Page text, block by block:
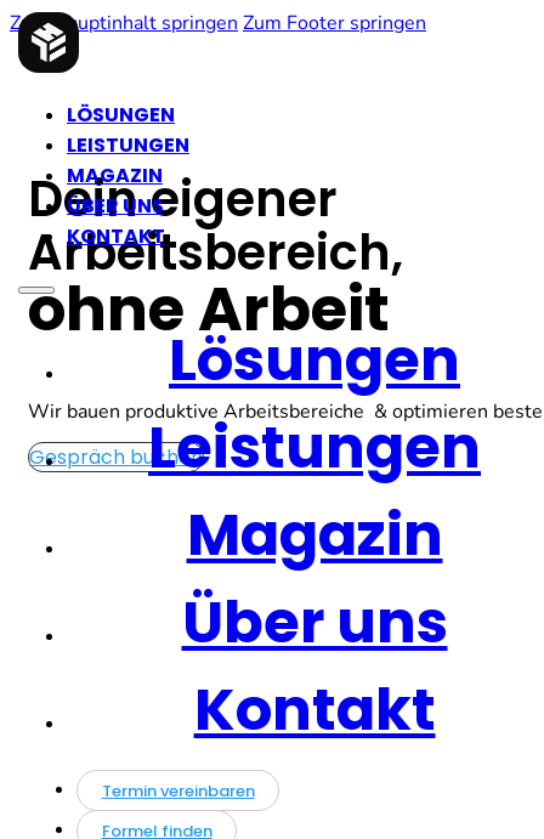
Zum Hauptinhalt springen Zum Footer springen
LÖSUNGEN
LEISTUNGEN
MAGAZIN
ÜBER UNS
KONTAKT
Lösungen
Leistungen
Magazin
Über uns
Kontakt
Dein eigener
Arbeitsbereich,
ohne Arbeit
Wir bauen produktive Arbeitsbereiche & optimieren
Gespräch buchen
Termin vereinbaren
Formel finden